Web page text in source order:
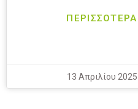
ΠΕΡΙΣΣΟΤΕΡΑ
13 Απριλίου 2025